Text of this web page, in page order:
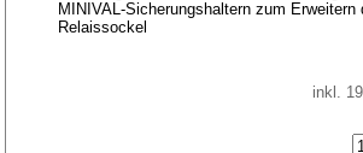
MINIVAL-Sicherungshaltern zum
Relaissockel
inkl.